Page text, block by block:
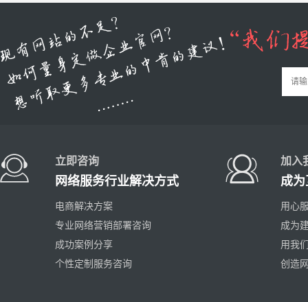
立即咨询
网络服务行业解决方式
电商解决方案
专业网络营销部署咨询
成功案例分享
个性定制服务咨询
加入
成
用心
成为
用我
创造